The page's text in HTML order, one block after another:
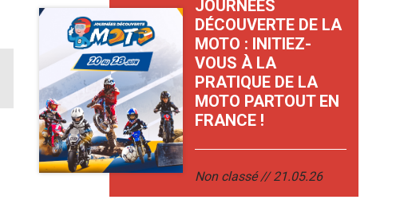
JOURNÉES
DÉCOUVERTE DE LA
MOTO : INITIEZ-
VOUS À LA
PRATIQUE DE LA
MOTO PARTOUT EN
FRANCE !
Non classé 21.05.26